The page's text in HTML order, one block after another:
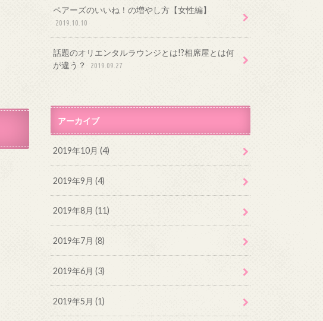
ペアーズのいいね！の増やし方【女性編】
2019.10.10
話題のオリエンタルラウンジとは!?相席屋とは何
が違う？
2019.09.27
アーカイブ
2019年10月 (4)
2019年9月 (4)
2019年8月 (11)
2019年7月 (8)
2019年6月 (3)
2019年5月 (1)